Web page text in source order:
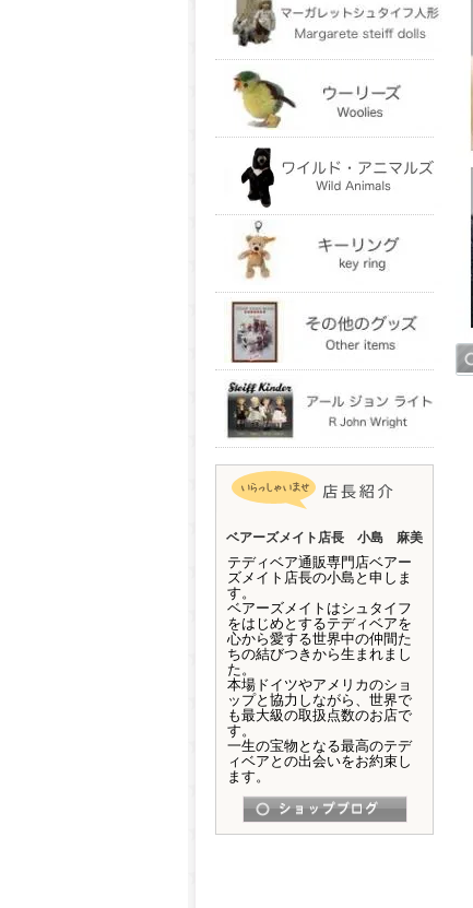
ベアーズメイト店長 小島 麻美
テディベア通販専門店ベアー
ズメイト店長の小島と申しま
す。
ベアーズメイトはシュタイフ
をはじめとするテディベアを
心から愛する世界中の仲間た
ちの結びつきから生まれまし
た。
本場ドイツやアメリカのショ
ップと協力しながら、世界で
も最大級の取扱点数のお店で
す。
一生の宝物となる最高のテデ
ィベアとの出会いをお約束し
ます。